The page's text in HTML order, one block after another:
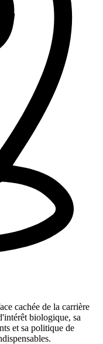
cachée de la carrière
biologique, sa
et sa politique de